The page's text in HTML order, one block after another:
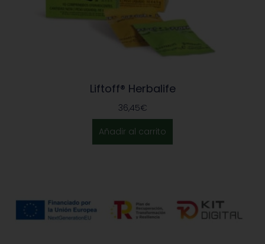
Liftoff® Herbalife
36,45€
Añadir al carrito